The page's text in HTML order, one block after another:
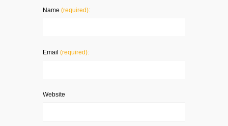
Name (required):
Email (required):
Website